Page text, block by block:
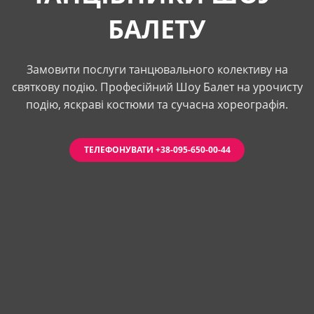
БАЛЕТУ
Замовити послуги танцювального колективу на
святкову подію. Професійний Шоу Балет на урочисту
подію, яскраві костюми та сучасна хореографія.
ТЕЛЕФОНУВАТИ +38-095-650-00-44